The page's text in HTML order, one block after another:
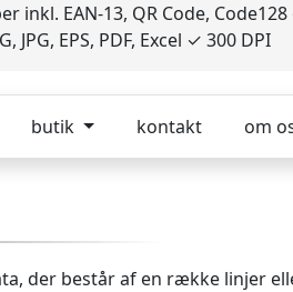
inkl. EAN-13, QR Code,
EPS, PDF, Excel ✓ 300 DPI
butik kontakt om
der består af en række linjer